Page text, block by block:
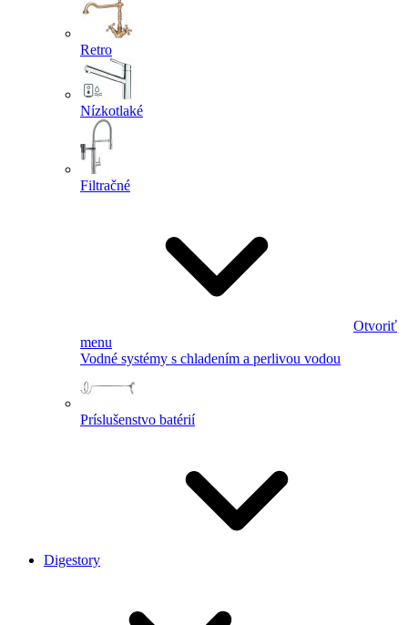
Retro
Nízkotlaké
Filtračné
Otvoriť
menu
Vodné systémy s chladením a perlivou vodou
Príslušenstvo batérií
Digestory